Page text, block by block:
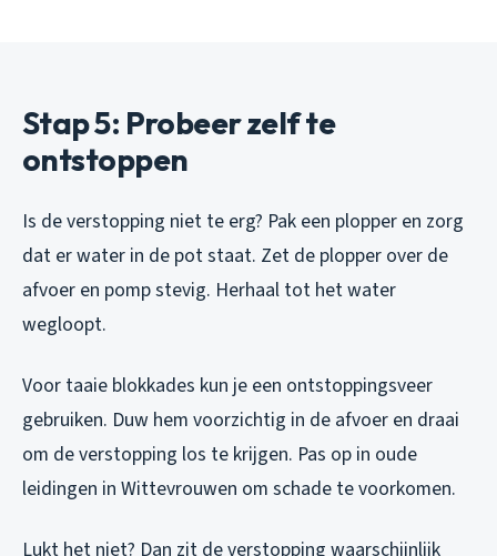
Stap 5: Probeer zelf te
ontstoppen
Is de verstopping niet te erg? Pak een plopper en zorg
dat er water in de pot staat. Zet de plopper over de
afvoer en pomp stevig. Herhaal tot het water
wegloopt.
Voor taaie blokkades kun je een ontstoppingsveer
gebruiken. Duw hem voorzichtig in de afvoer en draai
om de verstopping los te krijgen. Pas op in oude
leidingen in Wittevrouwen om schade te voorkomen.
Lukt het niet? Dan zit de verstopping waarschijnlijk